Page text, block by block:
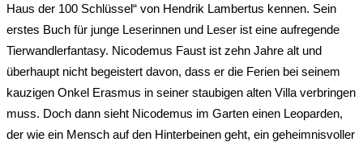
Haus der 100 Schlüssel“ von Hendrik Lambertus kennen. Sein
erstes Buch für junge Leserinnen und Leser ist eine aufregende
Tierwandlerfantasy. Nicodemus Faust ist zehn Jahre alt und
überhaupt nicht begeistert davon, dass er die Ferien bei seinem
kauzigen Onkel Erasmus in seiner staubigen alten Villa verbringen
muss. Doch dann sieht Nicodemus im Garten einen Leoparden,
der wie ein Mensch auf den Hinterbeinen geht, ein geheimnisvoller